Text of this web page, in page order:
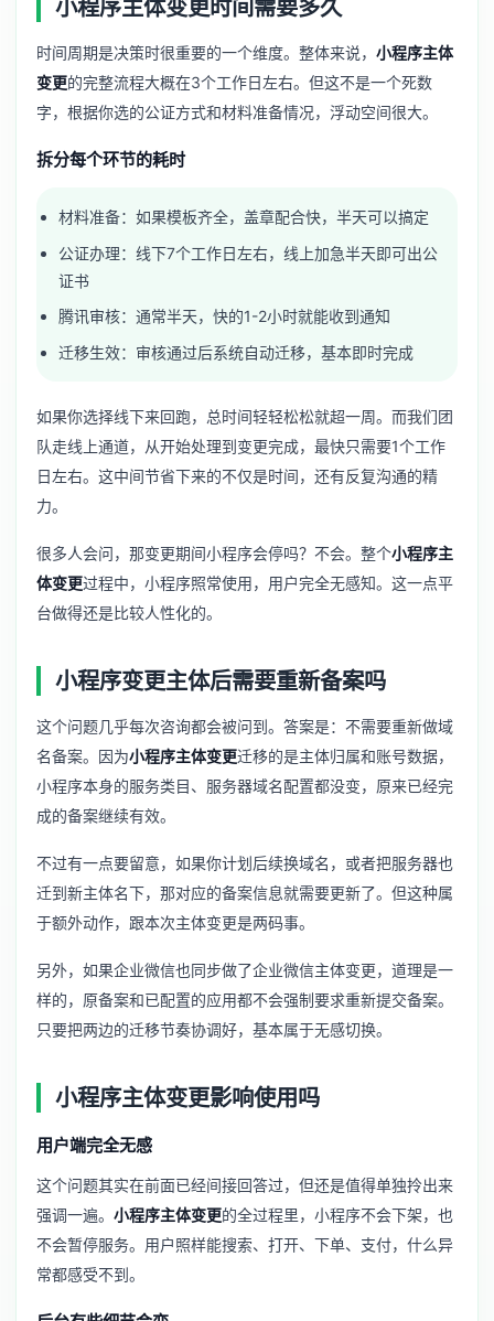
小程序主体变更时间需要多久
时间周期是决策时很重要的一个维度。整体来说， 小程序主体
变更的完整流程大概在3个工作日左右。但这不是一个死数
字，根据你选的公证方式和材料准备情况，浮动空间很大。
拆分每个环节的耗时
材料准备：如果模板齐全，盖章配合快，半天可以搞定
公证办理：线下7个工作日左右，线上加急半天即可出公
证书
腾讯审核：通常半天，快的1-2小时就能收到通知
迁移生效：审核通过后系统自动迁移，基本即时完成
如果你选择线下来回跑，总时间轻轻松松就超一周。而我们团
队走线上通道，从开始处理到变更完成，最快只需要1个工作
日左右。这中间节省下来的不仅是时间，还有反复沟通的精
力。
很多人会问，那变更期间小程序会停吗？不会。整个小程序主
体变更过程中，小程序照常使用，用户完全无感知。这一点平
台做得还是比较人性化的。
小程序变更主体后需要重新备案吗
这个问题几乎每次咨询都会被问到。答案是：不需要重新做域
名备案。因为小程序主体变更迁移的是主体归属和账号数据，
小程序本身的服务类目、服务器域名配置都没变，原来已经完
成的备案继续有效。
不过有一点要留意，如果你计划后续换域名，或者把服务器也
迁到新主体名下，那对应的备案信息就需要更新了。但这种属
于额外动作，跟本次主体变更是两码事。
另外，如果企业微信也同步做了企业微信主体变更，道理是一
样的，原备案和已配置的应用都不会强制要求重新提交备案。
只要把两边的迁移节奏协调好，基本属于无感切换。
小程序主体变更影响使用吗
用户端完全无感
这个问题其实在前面已经间接回答过，但还是值得单独拎出来
强调一遍。 小程序主体变更的全过程里，小程序不会下架，也
不会暂停服务。用户照样能搜索、打开、下单、支付，什么异
常都感受不到。